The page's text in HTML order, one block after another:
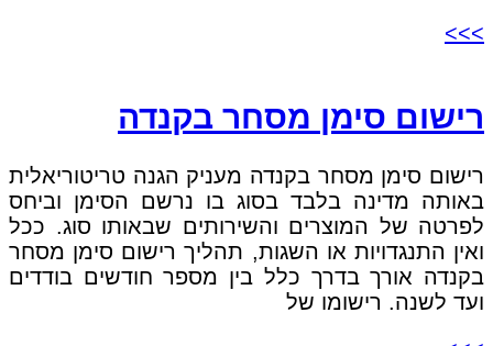
>>>
רישום סימן מסחר בקנדה
רישום סימן מסחר בקנדה מעניק הגנה טריטוריאלית
באותה מדינה בלבד בסוג בו נרשם הסימן וביחס
לפרטה של המוצרים והשירותים שבאותו סוג. ככל
ואין התנגדויות או השגות, תהליך רישום סימן מסחר
בקנדה אורך בדרך כלל בין מספר חודשים בודדים
ועד לשנה. רישומו של